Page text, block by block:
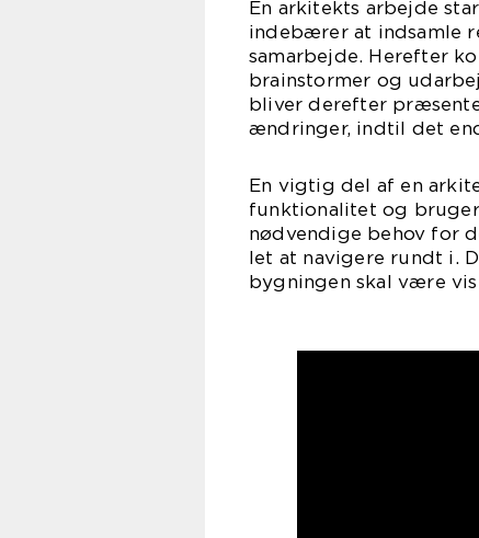
En arkitekts arbejde
indebærer at indsamle
samarbejde. Herefter
brainstormer og
bliver derefter
ændringer, indtil det
En vigtig del af en
funktionalitet og
nødvendige behov for
let at navigere rundt i.
bygningen skal være